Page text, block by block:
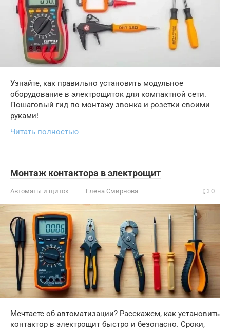
Узнайте, как правильно установить модульное
оборудование в электрощиток для компактной сети.
Пошаговый гид по монтажу звонка и розетки своими
руками!
Читать полностью
Монтаж контактора в электрощит
Автоматы и щиток Елена Смирнова 0
Мечтаете об автоматизации? Расскажем, как установить
контактор в электрощит быстро и безопасно. Сроки,